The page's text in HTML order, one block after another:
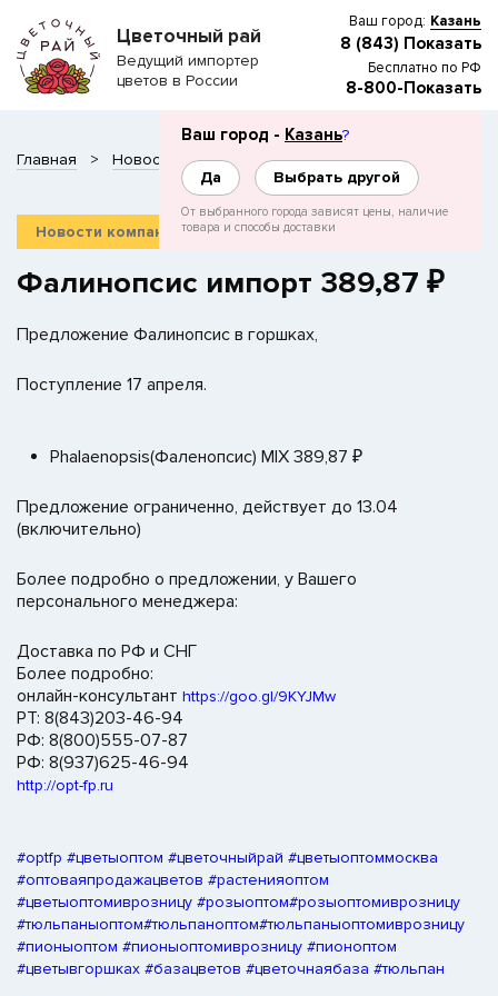
Ваш город: Казань
Ваш город - Казань?
Да Выбрать другой
От выбранного города зависят цены, наличие
товара и способы доставки
8 (843) Показать
Бесплатно по РФ
8-800-Показать
Цветочный рай
Ведущий импортер
цветов в России
Главная Новости Фалинопсис импорт 389,87 ₽
Новости компании 10 апреля 2019 г.
Фалинопсис импорт 389,87 ₽
Предложение Фалинопсис в горшках,
Поступление 17 апреля.
Phalaenopsis(Фаленопсис) MIX 389,87 ₽
Предложение ограниченно, действует до 13.04
(включительно)
Более подробно о предложении, у Вашего
персонального менеджера:
Доставка по РФ и СНГ
Более подробно:
онлайн-консультант https://goo.gl/9KYJMw
РТ: 8(843)203-46-94
РФ: 8(800)555-07-87
РФ: 8(937)625-46-94
http://opt-fp.ru
#optfp #цветыоптом #цветочныйрай #цветыоптоммосква
#оптоваяпродажацветов #растенияоптом
#цветыоптомиврозницу #розыоптом#розыоптомиврозницу
#тюльпаныоптом#тюльпаноптом#тюльпаныоптомиврозницу
#пионыоптом #пионыоптомиврозницу #пионоптом
#цветывгоршках #базацветов #цветочнаябаза #тюльпан